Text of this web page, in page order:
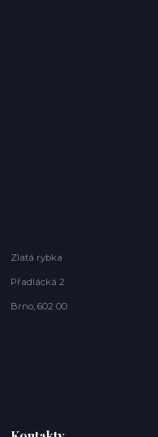
Zlatá rybka
Přadlácká 2
Brno, 602 00